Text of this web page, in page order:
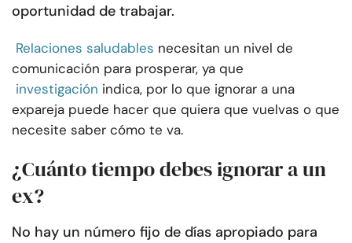
oportunidad de trabajar.
Relaciones saludables necesitan un nivel de
comunicación para prosperar, ya que
investigación indica, por lo que ignorar a una
expareja puede hacer que quiera que vuelvas o que
necesite saber cómo te va.
¿Cuánto tiempo debes ignorar a un
ex?
No hay un número fijo de días apropiado para